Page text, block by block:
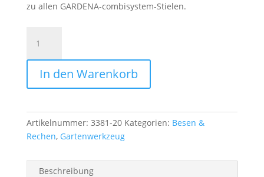
zu allen GARDENA-combisystem-Stielen.
combisystem-
Rasenrechen,
60cm
Menge
In den Warenkorb
Artikelnummer: 3381-20 Kategorien: Besen &
Rechen, Gartenwerkzeug
Beschreibung